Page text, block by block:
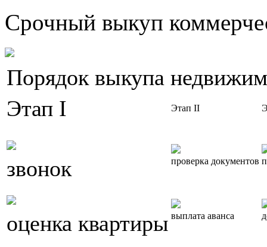
Срочный выкуп
Порядок выкупа
Этап I
Этап II
звонок проверка документов
оценка квартиры выплата аванса